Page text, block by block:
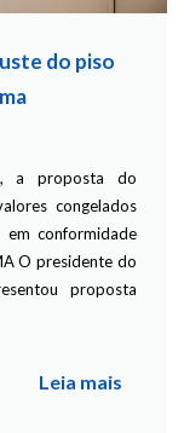
do piso
a proposta do
congelados
em conformidade
O presidente do
proposta
Leia mais